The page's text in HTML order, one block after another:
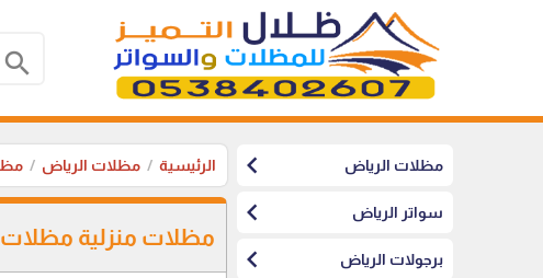
search
مظلات الرياض chevron_left
سواتر الرياض chevron_left
برجولات الرياض chevron_left
الرئيسية مظلات الرياض
مظلات منزلية